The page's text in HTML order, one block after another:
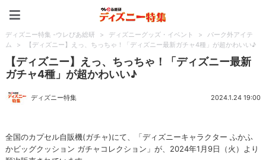
ディズニー特集 -ウレぴあ総研 > ディズニーグッズ・イベント >
パーク外アイテ
ム
> 【ディズニー】えっ、ちっちゃ！「ディズニー最新ガチャ4種」が超かわいい♪
【ディズニー】えっ、ちっちゃ！「ディズニー最新
ガチャ4種」が超かわいい♪
ディズニー特集 2024.1.24 19:00
全国のカプセル自販機(ガチャ)にて、「ディズニーキャラクター ふかふ
かビッグクッション ガチャコレクション」が、2024年1月9日（火）より